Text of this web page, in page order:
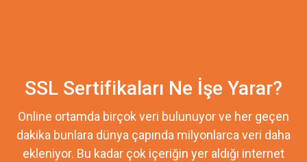
SSL Sertifikaları Ne İşe Yarar?
Online ortamda birçok veri bulunuyor ve her geçen
dakika bunlara dünya çapında milyonlarca veri daha
ekleniyor. Bu kadar çok içeriğin yer aldığı internet